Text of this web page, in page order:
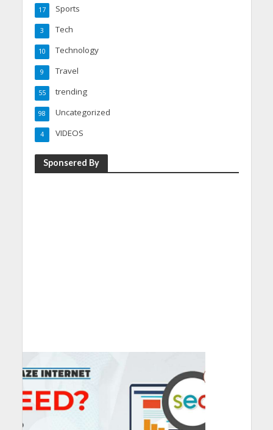
Sports
17
Tech
3
Technology
10
Travel
9
trending
55
Uncategorized
98
VIDEOS
4
Sponsered By